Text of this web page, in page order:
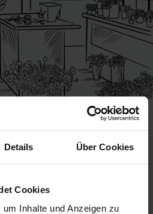
Details Über Cookies
Cookies
Inhalte und Anzeigen zu